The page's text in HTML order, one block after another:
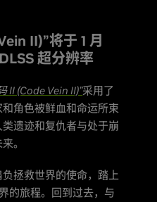
II)”将于 1 月
超分辨率
II (Code Vein II)”采用了
角色被鲜血和命运所束
遗迹和复仇者与处于崩
。
拯救世界的使命，踏上
的旅程。回到过去，与